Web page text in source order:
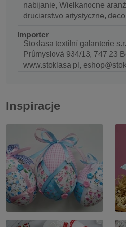
nabijanie, Wielkanocne
druciarstwo artystyczne,
Importer
Stoklasa textilní galanterie
Průmyslová 934/13, 747 23
www.stoklasa.pl,
Inspiracje